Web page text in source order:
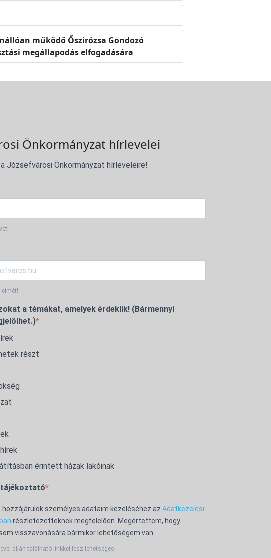
működő Őszirózsa Gondozó
megállapodás elfogadására
Önkormányzat hírlevelei
Józsefvárosi Önkormányzat hírleveleire!
címét!
a témákat, amelyek érdeklik! (Bármennyi
részt
érintett házak lakóinak
hozzájárulok személyes adataim kezeléséhez az Adatkezelési
részletezetteknek megfelelően. Megértettem, hogy
visszavonására bármikor lehetőségem van.
alján található linkkel lesz lehetséges.